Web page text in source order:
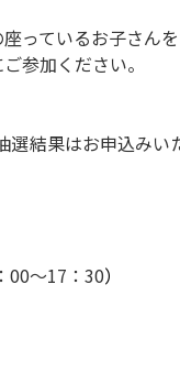
っているお子さん
参加ください。
結果はお申込み
00～17：30）